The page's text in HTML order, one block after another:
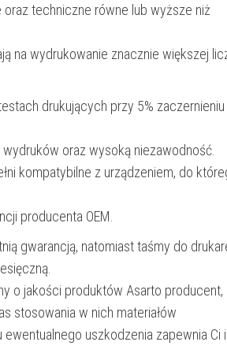
techniczne równe lub wyższe niż
na wydrukowanie znacznie większej
drukujących przy 5% zaczernieniu
oraz wysoką niezawodność.
kompatybilne z urządzeniem, do
producenta OEM.
gwarancją, natomiast taśmy do
o jakości produktów Asarto producent,
stosowania w nich materiałów
uszkodzenia zapewnia Ci